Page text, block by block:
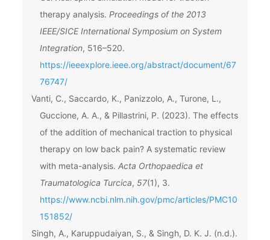
therapy analysis. Proceedings of the 2013
IEEE/SICE International Symposium on System
Integration, 516–520.
https://ieeexplore.ieee.org/abstract/document/67
76747/
Vanti, C., Saccardo, K., Panizzolo, A., Turone, L.,
Guccione, A. A., & Pillastrini, P. (2023). The effects
of the addition of mechanical traction to physical
therapy on low back pain? A systematic review
with meta-analysis. Acta Orthopaedica et
Traumatologica Turcica, 57(1), 3.
https://www.ncbi.nlm.nih.gov/pmc/articles/PMC10
151852/
Singh, A., Karuppudaiyan, S., & Singh, D. K. J. (n.d.).